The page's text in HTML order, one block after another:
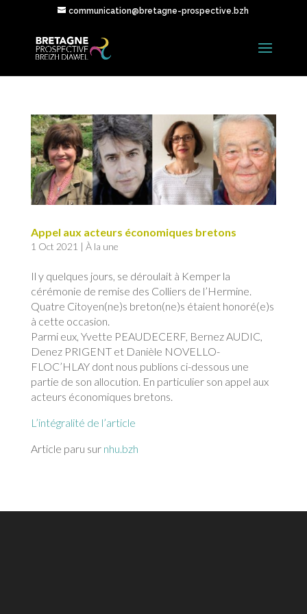
communication@bretagne-prospective.bzh
Appel aux acteurs économiques bretons
1 Oct 2021 | À la une
Il y quelques jours, se déroulait à Kemper la
cérémonie de remise des Colliers de l’Hermine.
Quatre Citoyen(ne)s breton(ne)s étaient honoré(e)s
à cette occasion.
Parmi eux, Yvette PEAUDECERF, Bernez AUDIC,
Denez PRIGENT et Danièle NOVELLO-
FLOC’HLAY dont nous publions ci-dessous une
partie de son allocution. En particulier son appel aux
acteurs économiques bretons.
L’intégralité de l’article
Article paru sur nhu.bzh